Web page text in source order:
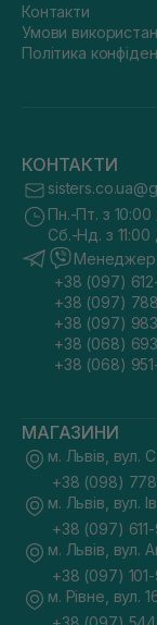
Контакти
Умови
Політика
КОНТАКТИ
Пн.-Пт. з 10:00
Сб.-Нд. з 11:00
Менеджер
+38 (097)
+38 (097)
+38 (097)
+38 (068)
+38 (068)
МАГАЗИНИ
м. Львів, вул.
+38 (098)
м. Львів, вул.
+38 (097)
м. Львів, вул.
+38 (097)
м. Рівне, вул.